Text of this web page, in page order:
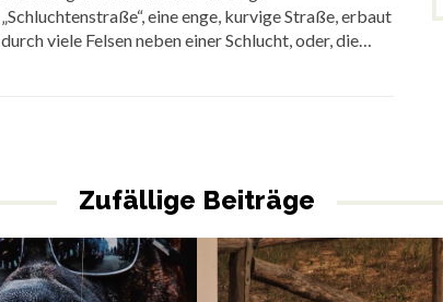
„Schluchtenstraße“, eine enge, kurvige Straße, erbaut
durch viele Felsen neben einer Schlucht, oder, die…
Zufällige Beiträge